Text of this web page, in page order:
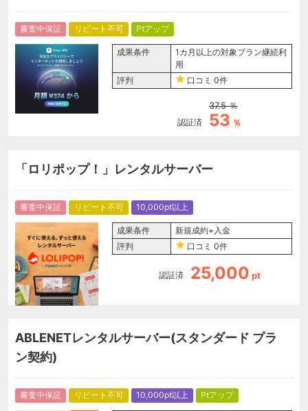
審査中保証 リピート不可 Ptアップ
成果条件
1カ月以上の対象プラン継続利
用
評判
口コミ 0件
認証済
37.5 ％
53 ％
「ロリポップ！」レンタルサーバー
審査中保証 リピート不可 10,000pt以上
成果条件
新規成約+入金
評判
口コミ 0件
認証済 25,000 pt
ABLENETレンタルサーバー(スタンダード プラ
ン契約)
審査中保証 リピート不可 10,000pt以上 Ptアップ